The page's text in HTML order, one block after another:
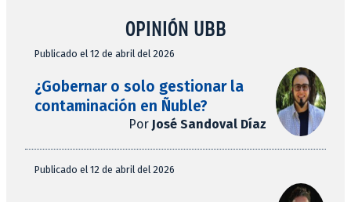
OPINIÓN UBB
Publicado el 12 de abril del 2026
¿Gobernar o solo gestionar la
contaminación en Ñuble?
Por José Sandoval Díaz
Publicado el 12 de abril del 2026